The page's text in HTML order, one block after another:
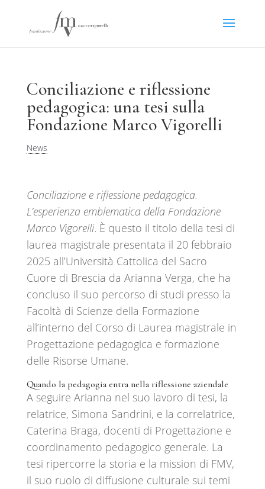
Conciliazione e riflessione
pedagogica: una tesi sulla
Fondazione Marco Vigorelli
News
Conciliazione e riflessione pedagogica.
L’esperienza emblematica della Fondazione
Marco Vigorelli. È questo il titolo della tesi di
laurea magistrale presentata il 20 febbraio
2025 all’Università Cattolica del Sacro
Cuore di Brescia da Arianna Verga, che ha
concluso il suo percorso di studi presso la
Facoltà di Scienze della Formazione
all’interno del Corso di Laurea magistrale in
Progettazione pedagogica e formazione
delle Risorse Umane.
Quando la pedagogia entra nella riflessione aziendale
A seguire Arianna nel suo lavoro di tesi, la
relatrice, Simona Sandrini, e la correlatrice,
Caterina Braga, docenti di Progettazione e
coordinamento pedagogico generale. La
tesi ripercorre la storia e la mission di FMV,
il suo ruolo di diffusione culturale sui temi